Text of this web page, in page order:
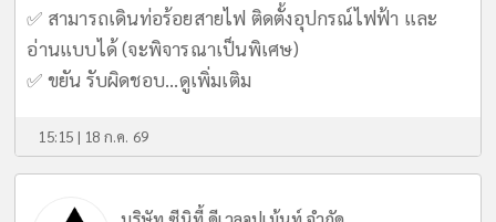
✅ สามารถเดินท่อร้อยสายไฟ ติดตั้งอุปกรณ์ไฟฟ้า และ
อ่านแบบได้ (จะพิจารณาเป็นพิเศษ)
✅ ขยัน รับผิดชอบ...ดูเพิ่มเติม
15:15 | 18 ก.ค. 69